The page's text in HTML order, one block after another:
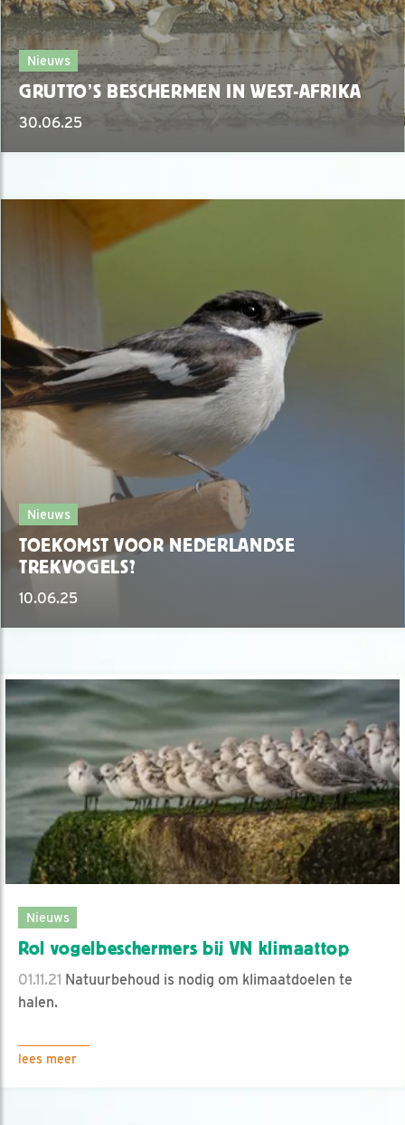
Nieuws
GRUTTO’S BESCHERMEN IN WEST-AFRIKA
30.06.25
Nieuws
TOEKOMST VOOR NEDERLANDSE
TREKVOGELS?
10.06.25
Nieuws
Rol vogelbeschermers bij VN klimaattop
01.11.21 Natuurbehoud is nodig om klimaatdoelen te
halen.
lees meer